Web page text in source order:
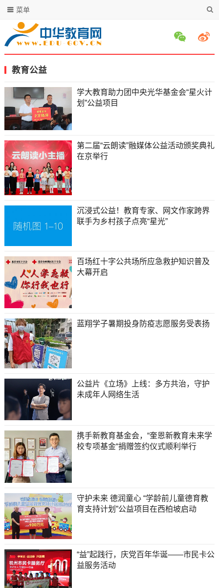
菜单
教育公益
学大教育助力团中央光华基金会“星火计
划”公益项目
第二届“云朗读”融媒体公益活动颁奖典礼
在京举行
沉浸式公益！教育专家、网文作家跨界
联手为乡村孩子点亮“星光”
百场红十字公共场所应急救护知识普及
大幕开启
蓝翔学子暑期投身防疫志愿服务受表扬
公益片《立场》上线：多方共治，守护
未成年人网络生活
携手新教育基金会，“奎恩新教育未来学
校专项基金“捐赠签约仪式顺利举行
守护未来 德润童心 “学龄前儿童德育教
育支持计划”公益项目在西柏坡启动
“益”起践行，庆党百年华诞——市民卡公
益服务活动